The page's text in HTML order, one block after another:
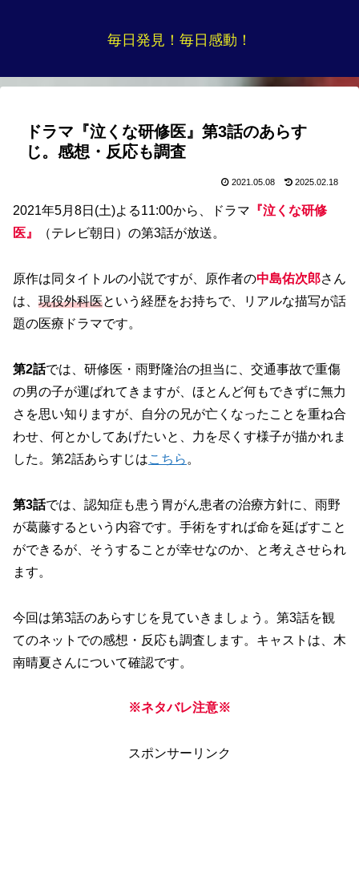
毎日発見！毎日感動！
ドラマ『泣くな研修医』第3話のあらす
じ。感想・反応も調査
2021.05.08 2025.02.18
2021年5月8日(土)よる11:00から、ドラマ 『泣くな研修
医』
（テレビ朝日）の第3話が放送。
原作は同タイトルの小説ですが、原作者の中島佑次郎さん
は、 現役外科医という経歴をお持ちで、リアルな描写が話
題の医療ドラマです。
第2話では、研修医・雨野隆治の担当に、交通事故で重傷
の男の子が運ばれてきますが、ほとんど何もできずに無力
さを思い知りますが、自分の兄が亡くなったことを重ね合
わせ、何とかしてあげたいと、力を尽くす様子が描かれま
した。第2話あらすじはこちら 。
第3話では、認知症も患う胃がん患者の治療方針に、雨野
が葛藤するという内容です。手術をすれば命を延ばすこと
ができるが、そうすることが幸せなのか、と考えさせられ
ます。
今回は第3話のあらすじを見ていきましょう。第3話を観
てのネットでの感想・反応も調査します。キャストは、木
南晴夏さんについて確認です。
※ネタバレ注意※
スポンサーリンク